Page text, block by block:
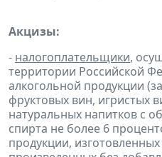
Акцизы:
- налогоплательщики,
территории Российской
алкогольной продукции
фруктовых вин, игристых
натуральных напитков с
спирта не более 6
продукции,